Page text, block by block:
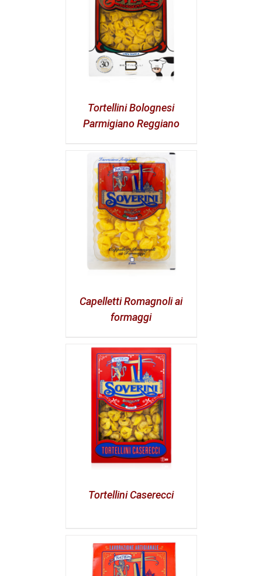
Tortellini Bolognesi
Parmigiano Reggiano
Capelletti Romagnoli ai
formaggi
Tortellini Caserecci